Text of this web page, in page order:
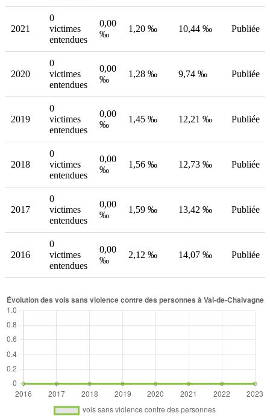
2021
0
victimes
entendues
0,00
‰
1,20 ‰ 10,44 ‰ Publiée
2020
0
victimes
entendues
0,00
‰
1,28 ‰ 9,74 ‰ Publiée
2019
0
victimes
entendues
0,00
‰
1,45 ‰ 12,21 ‰ Publiée
2018
0
victimes
entendues
0,00
‰
1,56 ‰ 12,73 ‰ Publiée
2017
0
victimes
entendues
0,00
‰
1,59 ‰ 13,42 ‰ Publiée
2016
0
victimes
entendues
0,00
‰
2,12 ‰ 14,07 ‰ Publiée